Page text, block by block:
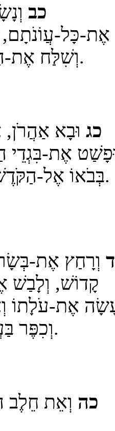
כב
אֶת-כָּל-
וְשִׁלַּח אֶת-הַשָּׂעִיר, בַּמִּדְבָּר.
כג וּבָא
אֶת-
בְּבֹאוֹ אֶל-הַקֹּדֶשׁ; וְהִנִּיחָם, שָׁם.
וְרָחַץ אֶת-
קָדוֹשׁ, וְלָבַשׁ
אֶת-עֹלָתוֹ
וְכִפֶּר בַּעֲדוֹ, וּבְעַד הָעָם.
כה וְאֵת חֵלֶב